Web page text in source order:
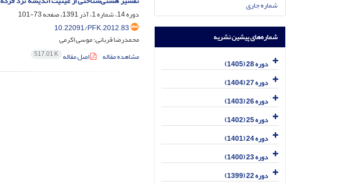
دوره 14، شماره 1، آذر 1391، صفحه
73-101
10.22091/PFK.2012.83
محمدرضا قربانی؛ موسی اکرمی
مشاهده مقاله
اصل مقاله 517.01 K
شماره جاری
شماره‌های پیشین نشریه
دوره 28 (1405)
دوره 27 (1404)
دوره 26 (1403)
دوره 25 (1402)
دوره 24 (1401)
دوره 23 (1400)
دوره 22 (1399)